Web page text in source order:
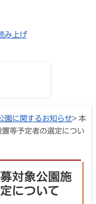
園に関するお知らせ> 本
等予定者の選定につい
対象公園施
について